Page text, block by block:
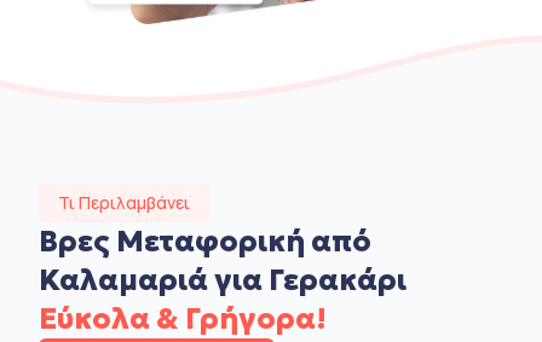
Τι Περιλαμβάνει
Βρες Μεταφορική από
Καλαμαριά για Γερακάρι
Εύκολα & Γρήγορα!